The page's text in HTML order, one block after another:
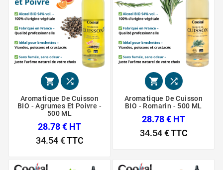
 
Aromatique De Cuisson
BIO - Agrumes Et Poivre -
500 ML
28.78 € HT
34.54 €TTC
 
Aromatique De Cuisson
BIO - Romarin - 500 ML
28.78 € HT
34.54 €TTC